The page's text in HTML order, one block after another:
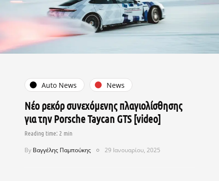
Auto News News
Νέο ρεκόρ συνεχόμενης πλαγιολίσθησης
για την Porsche Taycan GTS [video]
By Βαγγέλης Παμπούκης 29 Ιανουαρίου, 2025